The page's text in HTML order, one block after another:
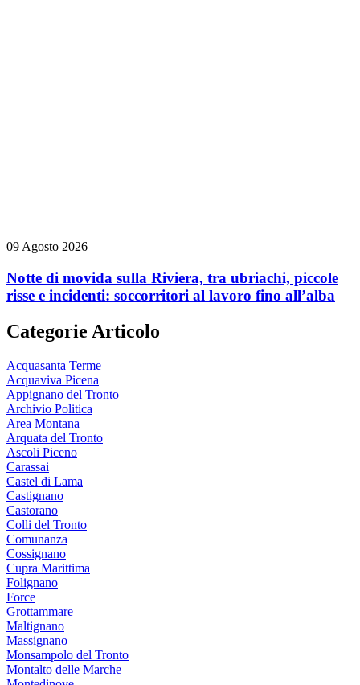
09 Agosto 2026
Notte di movida sulla Riviera, tra ubriachi, piccole
risse e incidenti: soccorritori al lavoro fino all’alba
Categorie Articolo
Acquasanta Terme
Acquaviva Picena
Appignano del Tronto
Archivio Politica
Area Montana
Arquata del Tronto
Ascoli Piceno
Carassai
Castel di Lama
Castignano
Castorano
Colli del Tronto
Comunanza
Cossignano
Cupra Marittima
Folignano
Force
Grottammare
Maltignano
Massignano
Monsampolo del Tronto
Montalto delle Marche